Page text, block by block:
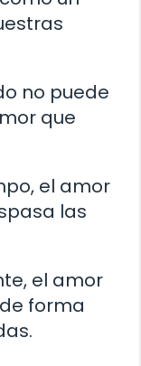
no puede
que
el amor
las
el amor
forma